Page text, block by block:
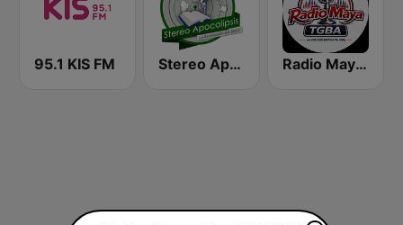
95.1 KIS FM Stereo Apocalipsis Radio Maya TGBA – 102.3 FM | Radio Cristiana en Vivo